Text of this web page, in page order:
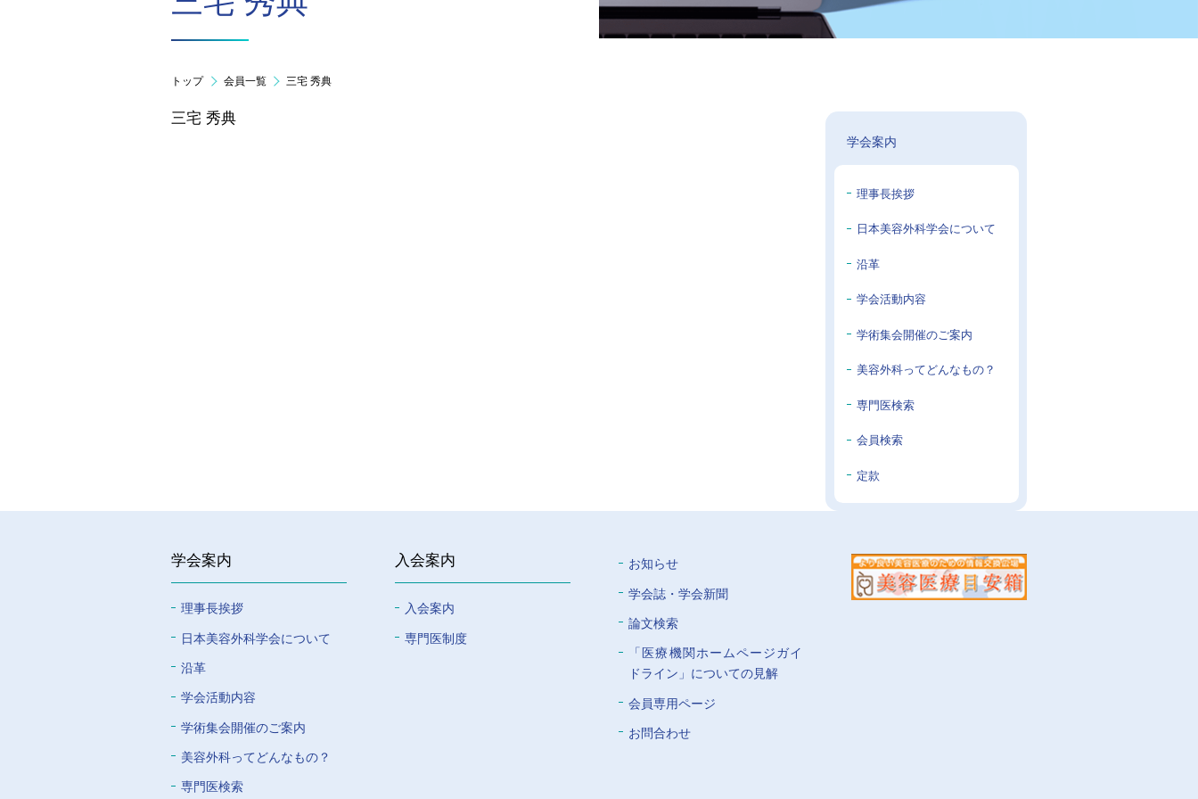
トップ 会員一覧 三宅 秀典
学会案内
理事長挨拶
日本美容外科学会について
沿革
学会活動内容
学術集会開催のご案内
美容外科ってどんなもの？
専門医検索
会員検索
定款
三宅 秀典
学会案内
理事長挨拶
⽇本美容外科学会について
沿革
学会活動内容
学術集会開催のご案内
美容外科ってどんなもの？
専門医検索
入会案内
入会案内
専門医制度
お知らせ
学会誌・学会新聞
論文検索
「医療機関ホームページガイ
ドライン」についての⾒解
会員専⽤ページ
お問合わせ